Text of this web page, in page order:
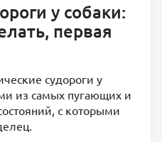
у собаки:
первая
судороги у
из самых пугающих и
с которыми